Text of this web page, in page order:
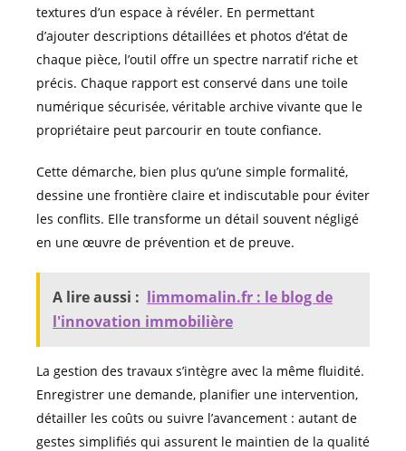
textures d’un espace à révéler. En permettant
d’ajouter descriptions détaillées et photos d’état de
chaque pièce, l’outil offre un spectre narratif riche et
précis. Chaque rapport est conservé dans une toile
numérique sécurisée, véritable archive vivante que le
propriétaire peut parcourir en toute confiance.
Cette démarche, bien plus qu’une simple formalité,
dessine une frontière claire et indiscutable pour éviter
les conflits. Elle transforme un détail souvent négligé
en une œuvre de prévention et de preuve.
A lire aussi : limmomalin.fr : le blog de
l'innovation immobilière
La gestion des travaux s’intègre avec la même fluidité.
Enregistrer une demande, planifier une intervention,
détailler les coûts ou suivre l’avancement : autant de
gestes simplifiés qui assurent le maintien de la qualité